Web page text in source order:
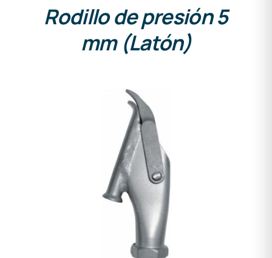
Rodillo de presión 5
mm (Latón)
DETALLES